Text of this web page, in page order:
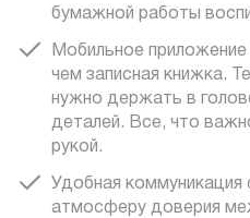
бумажной работы
Мобильное
чем записная книжка.
нужно держать в
деталей. Все, что
рукой.
Удобная
атмосферу доверия